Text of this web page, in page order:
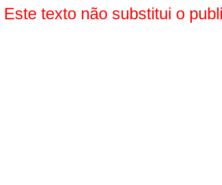
Este texto não substitui o